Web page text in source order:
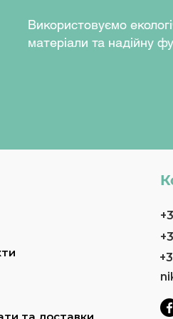
Використовуємо
матеріали та надійну